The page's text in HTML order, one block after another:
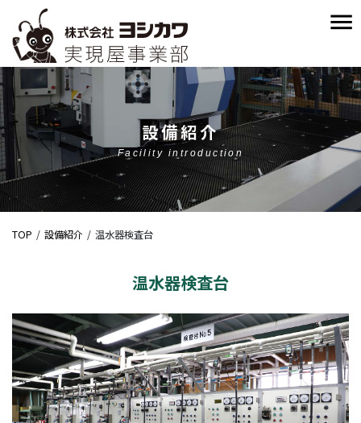
設備紹介
Facility introduction
TOP 設備紹介 温水器検査台
温水器検査台